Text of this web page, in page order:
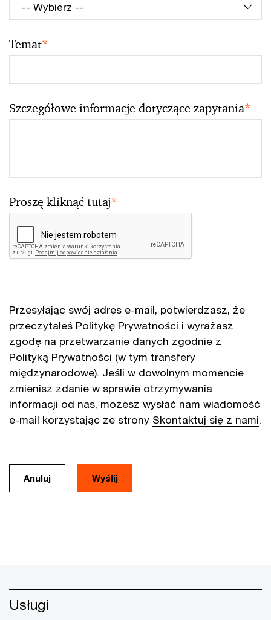
Temat*
Szczegółowe informacje dotyczące zapytania*
Proszę kliknąć tutaj*
Przesyłając swój adres e-mail, potwierdzasz, że
przeczytałeś Politykę Prywatności i wyrażasz
zgodę na przetwarzanie danych zgodnie z
Polityką Prywatności (w tym transfery
międzynarodowe). Jeśli w dowolnym momencie
zmienisz zdanie w sprawie otrzymywania
informacji od nas, możesz wysłać nam wiadomość
e-mail korzystając ze strony Skontaktuj się z nami.
Anuluj
Usługi